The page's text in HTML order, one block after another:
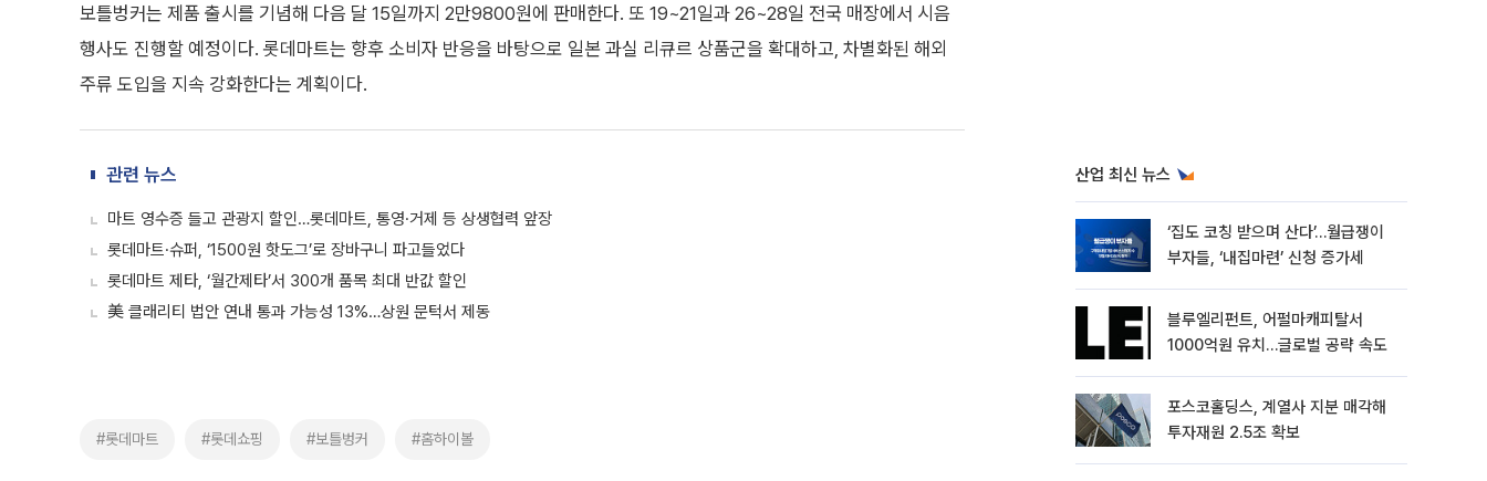
보틀벙커는 제품 출시를 기념해 다음 달 15일까지 2만9800원에 판매한다. 또 19~21일과 26~28일 전국 매장에서 시음
행사도 진행할 예정이다. 롯데마트는 향후 소비자 반응을 바탕으로 일본 과실 리큐르 상품군을 확대하고, 차별화된 해외
주류 도입을 지속 강화한다는 계획이다.
관련 뉴스
마트 영수증 들고 관광지 할인…롯데마트, 통영·거제 등 상생협력 앞장
롯데마트·슈퍼, ‘1500원 핫도그’로 장바구니 파고들었다
롯데마트 제타, ‘월간제타’서 300개 품목 최대 반값 할인
美 클래리티 법안 연내 통과 가능성 13%…상원 문턱서 제동
#롯데마트 #롯데쇼핑 #보틀벙커 #홈하이볼
산업 최신 뉴스
‘집도 코칭 받으며 산다’…월급쟁이
부자들, ‘내집마련’ 신청 증가세
블루엘리펀트, 어펄마캐피탈서
1000억원 유치…글로벌 공략 속도
포스코홀딩스, 계열사 지분 매각해
투자재원 2.5조 확보